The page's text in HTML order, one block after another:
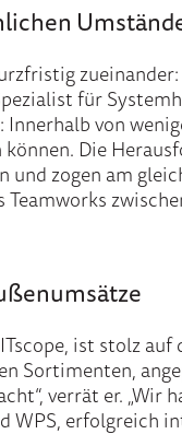
für
von
Die
zogen am
ist stolz
Sortimenten,
verrät er.
WPS, erfolgreich